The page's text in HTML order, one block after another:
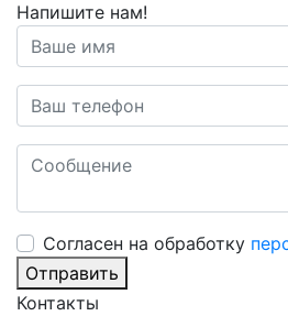
Напишите нам!
Cогласен на обработку
Отправить
Контакты